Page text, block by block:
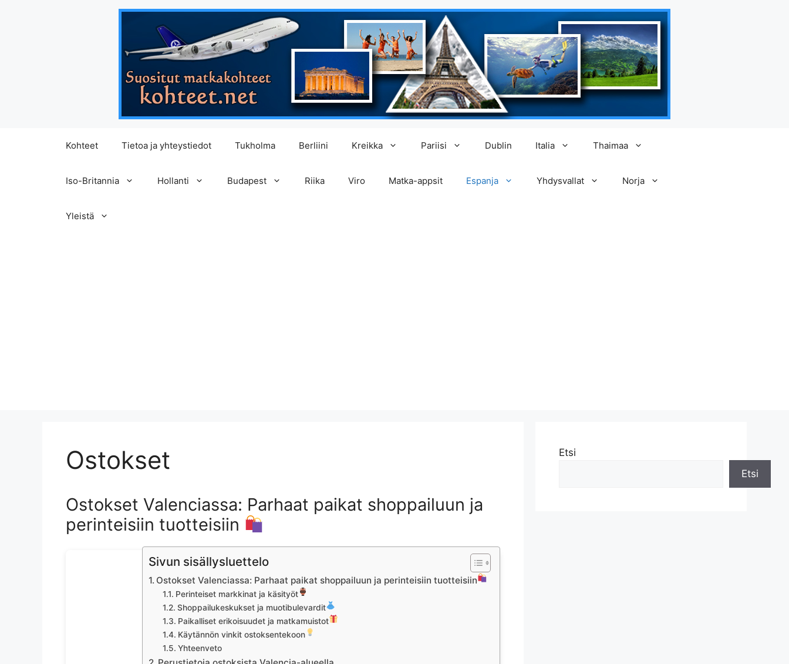
Kohteet Tietoa ja yhteystiedot Tukholma Berliini Kreikka Pariisi Dublin Italia Thaimaa
Iso-Britannia Hollanti Budapest Riika Viro Matka-appsit Espanja Yhdysvallat Norja
Yleistä
Ostokset
Ostokset Valenciassa: Parhaat paikat shoppailuun ja
perinteisiin tuotteisiin
Sivun sisällysluettelo
Ostokset Valenciassa: Parhaat paikat shoppailuun ja perinteisiin tuotteisiin
Perinteiset markkinat ja käsityöt
Shoppailukeskukset ja muotibulevardit
Paikalliset erikoisuudet ja matkamuistot
Käytännön vinkit ostoksentekoon
Yhteenveto
Etsi
Etsi